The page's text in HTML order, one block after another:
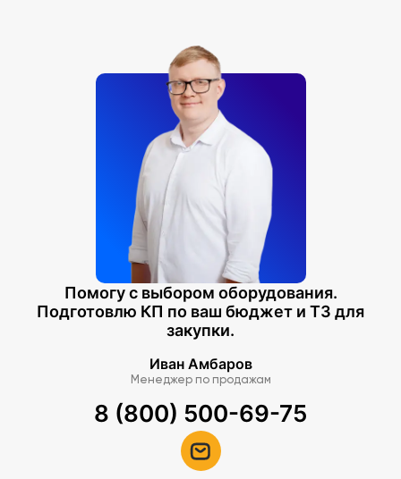
Помогу с выбором оборудования.
Подготовлю КП по ваш бюджет и ТЗ для
закупки.
Иван Амбаров
Менеджер по продажам
8 (800) 500-69-75